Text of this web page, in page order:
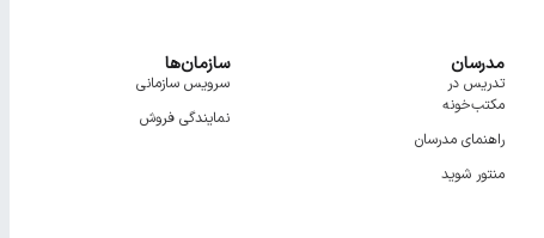
مدرسان
تدریس در
مکتب‌خونه
راهنمای مدرسان
منتور شوید
سازمان‌ها
سرویس سازمانی
نمایندگی فروش